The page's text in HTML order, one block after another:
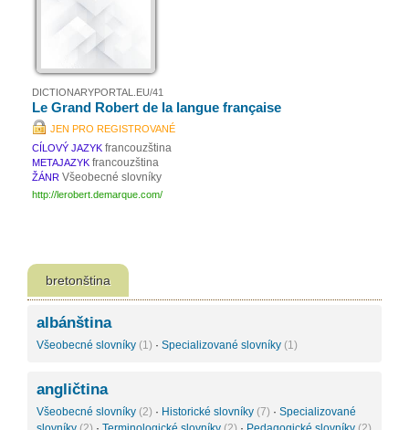
DICTIONARYPORTAL.EU/41
Le Grand Robert de la langue française
JEN PRO REGISTROVANÉ
CÍLOVÝ JAZYK francouzština
METAJAZYK francouzština
ŽÁNR Všeobecné slovníky
http://lerobert.demarque.com/
bretonština
albánština
Všeobecné slovníky (1) · Specializované slovníky (1)
angličtina
Všeobecné slovníky (2) · Historické slovníky (7) · Specializované